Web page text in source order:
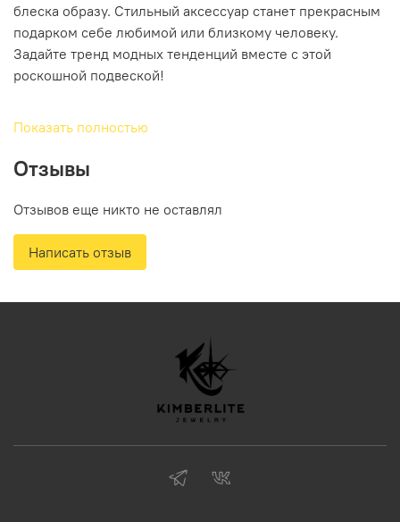
блеска образу. Стильный аксессуар станет прекрасным
подарком себе любимой или близкому человеку.
Задайте тренд модных тенденций вместе с этой
роскошной подвеской!
Показать полностью
Отзывы
Отзывов еще никто не оставлял
Написать отзыв